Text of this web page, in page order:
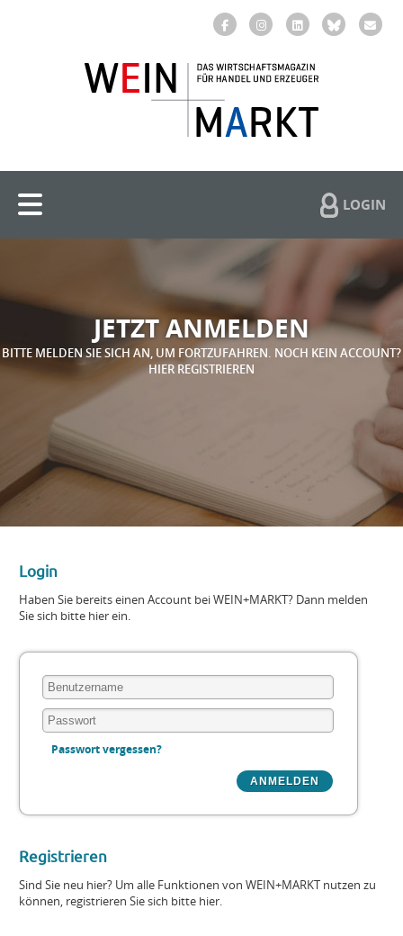
LOGIN
JETZT ANMELDEN
BITTE MELDEN SIE SICH AN, UM FORTZUFAHREN. NOCH KEIN ACCOUNT?
HIER REGISTRIEREN
Login
Haben Sie bereits einen Account bei WEIN+MARKT? Dann melden
Sie sich bitte hier ein.
Passwort vergessen?
Registrieren
Sind Sie neu hier? Um alle Funktionen von WEIN+MARKT nutzen zu
können, registrieren Sie sich bitte hier.